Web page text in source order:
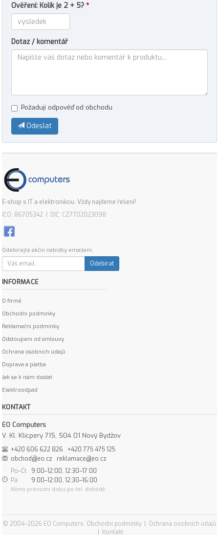
Ověření: Kolik je 2 + 5? *
Dotaz / komentář
Požaduji odpověď od obchodu
Odeslat
E-shop s IT a elektronikou. Vždy najdeme řešení!
IČO: 86705342 | DIČ: CZ7702023098
Odebírejte akční nabídky emailem:
Odebírat
INFORMACE
O firmě
Obchodní podmínky
Reklamační podmínky
Odstoupení od smlouvy
Ochrana osobních údajů
Doprava a platba
Jak se k nám dostat
Elektroodpad
KONTAKT
EO Computers
V. Kl. Klicpery 715, 504 01 Nový Bydžov
+420 606 622 826
+420 775 475 125
obchod@eo.cz
reklamace@eo.cz
Po–Čt
9:00–12:00, 12:30–17:00
Pá
9:00–12:00, 12:30–16:00
Mimo provozní dobu po tel. dohodě
© 2004–2026 EO Computers Obchodní podmínky
Ochrana osobních údajů
Kontakt